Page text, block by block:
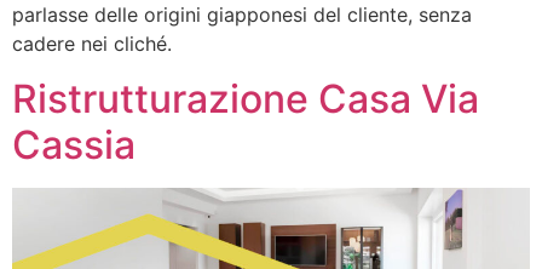
parlasse delle origini giapponesi del cliente, senza
cadere nei cliché.
Ristrutturazione Casa Via
Cassia